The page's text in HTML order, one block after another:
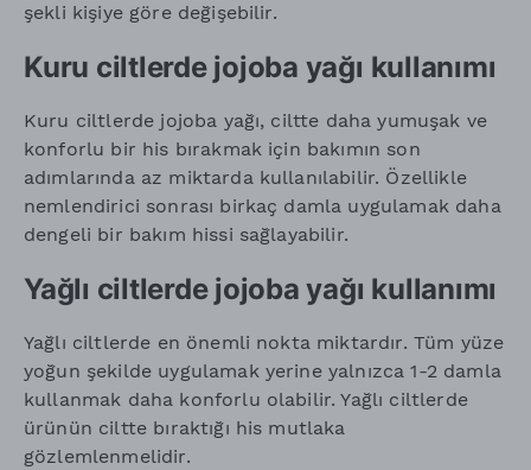
şekli kişiye göre değişebilir.
Kuru ciltlerde jojoba yağı kullanımı
Kuru ciltlerde jojoba yağı, ciltte daha yumuşak ve
konforlu bir his bırakmak için bakımın son
adımlarında az miktarda kullanılabilir. Özellikle
nemlendirici sonrası birkaç damla uygulamak daha
dengeli bir bakım hissi sağlayabilir.
Yağlı ciltlerde jojoba yağı kullanımı
Yağlı ciltlerde en önemli nokta miktardır. Tüm yüze
yoğun şekilde uygulamak yerine yalnızca 1-2 damla
kullanmak daha konforlu olabilir. Yağlı ciltlerde
ürünün ciltte bıraktığı his mutlaka
gözlemlenmelidir.